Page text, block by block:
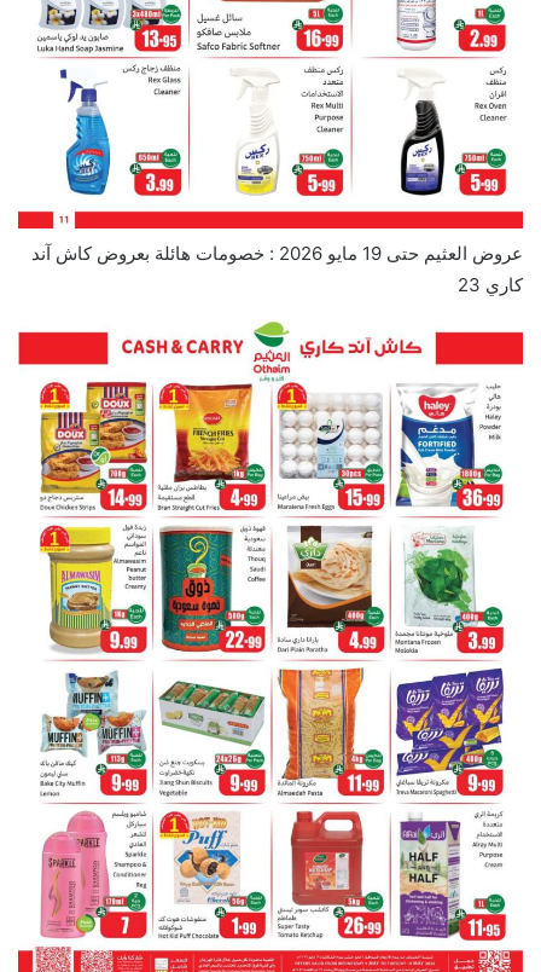
عروض العثيم حتى 19 مايو 2026 : خصومات هائلة بعروض كاش آند
كاري 23